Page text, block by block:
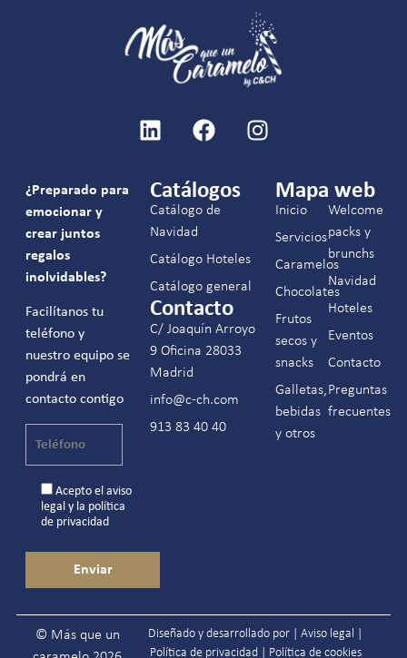
¿Preparado para
emocionar y
crear juntos
regalos
inolvidables?
Facilítanos tu
teléfono y
nuestro equipo se
pondrá en
contacto contigo
Acepto el aviso
legaly la política
de privacidad
Catálogos
Catálogo de
Navidad
Catálogo Hoteles
Catálogo general
Contacto
C/ Joaquín Arroyo
9 Oficina 28033
Madrid
info@c-ch.com
913 83 40 40
Mapa web
Inicio
Servicios
Caramelos
Chocolates
Frutos
secos y
snacks
Galletas,
bebidas
y otros
Welcome
packs y
brunchs
Navidad
Hoteles
Eventos
Contacto
Preguntas
frecuentes
© Más que un
Diseñado y desarrollado por |Aviso legal
Política de privacidad| Política de cookies